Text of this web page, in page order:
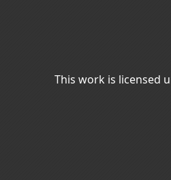
This work is licensed